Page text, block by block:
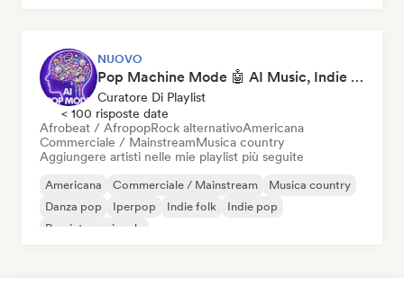
NUOVO
Pop Machine Mode 🤖 AI Music, Indie Pop & Dream Pop
Curatore Di Playlist
< 100 risposte date
Afrobeat / AfropopRock alternativoAmericana
Commerciale / MainstreamMusica country
Aggiungere artisti nelle mie playlist più seguite
Americana Commerciale / Mainstream
Musica country
Danza pop
Iperpop Indie folk
Indie pop
Pop internazionale